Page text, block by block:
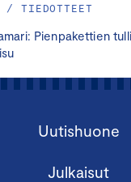
TIEDOTTEET
Pienpakettien
Uutishuone
Julkaisut